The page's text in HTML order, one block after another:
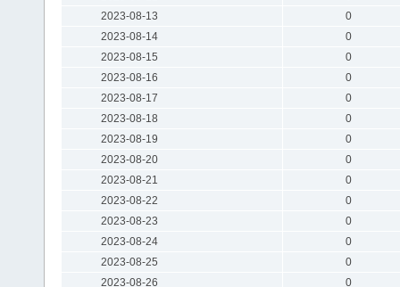
2023-08-13
0
2023-08-14
0
2023-08-15
0
2023-08-16
0
2023-08-17
0
2023-08-18
0
2023-08-19
0
2023-08-20
0
2023-08-21
0
2023-08-22
0
2023-08-23
0
2023-08-24
0
2023-08-25
0
2023-08-26
0